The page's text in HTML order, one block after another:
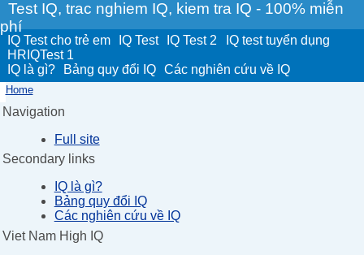
Test IQ, trac nghiem IQ, kiem tra IQ - 100% miễn
phí
IQ Test cho trẻ em IQ Test IQ Test 2
IQ test tuyển dụng
HRIQTest 1
IQ là gì?
Bảng quy đổi IQ Các nghiên cứu về IQ
Home
Navigation
Full site
Secondary links
IQ là gì?
Bảng quy đổi IQ
Các nghiên cứu về IQ
Viet Nam High IQ